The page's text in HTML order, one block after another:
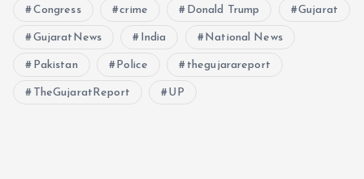
Congress crime Donald Trump Gujarat
GujaratNews India National News
Pakistan Police thegujarareport
TheGujaratReport UP